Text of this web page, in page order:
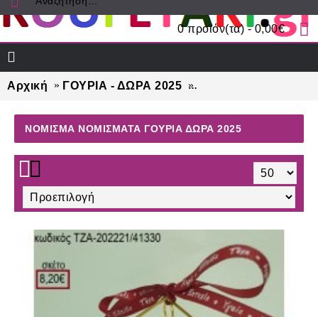
0 προϊόν(τα) - 0,00€
Αρχική ΓΟΥΡΙΑ - ΔΩΡΑ 2025
ΝΟΜΙΣΜΑ ΝΟΜΙΣΜΑΤΑ ΓΟΎΡΙΑ ΔΏΡΑ 2025